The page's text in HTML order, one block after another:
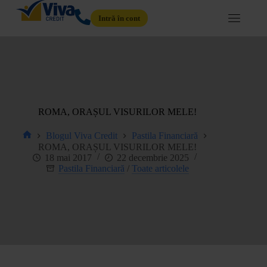
Intră în cont
ROMA, ORAȘUL VISURILOR MELE!
Blogul Viva Credit
Pastila Financiară
ROMA, ORAȘUL VISURILOR MELE!
18 mai 2017
22 decembrie 2025
Pastila Financiară / Toate articolele